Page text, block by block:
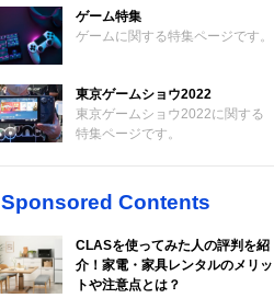
ゲーム特集
ゲームに関する特集ページです。
東京ゲームショウ2022
東京ゲームショウ2022に関する
特集ページです。
Sponsored Contents
CLASを使ってみた人の評判を紹
介！家電・家具レンタルのメリッ
トや注意点とは？